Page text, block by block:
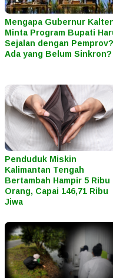
Mengapa Gubernur
Minta Program Bupati
Sejalan dengan Pemprov?
Ada yang Belum Sinkron?
Penduduk Miskin
Kalimantan Tengah
Bertambah Hampir 5 Ribu
Orang, Capai 146,71 Ribu
Jiwa